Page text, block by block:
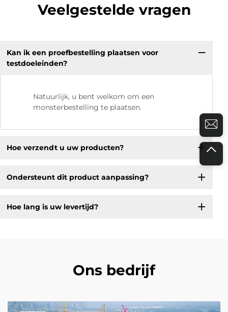
Veelgestelde vragen
Kan ik een proefbestelling plaatsen voor
testdoeleinden?
Natuurlijk, u bent welkom om een
monsterbestelling te plaatsen.
Hoe verzendt u uw producten?
Ondersteunt dit product aanpassing?
Hoe lang is uw levertijd?
Ons bedrijf